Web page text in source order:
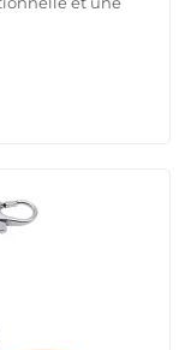
directement sur
d'une
continue,
domicile à tout
renforçant ainsi la
le
une solution de